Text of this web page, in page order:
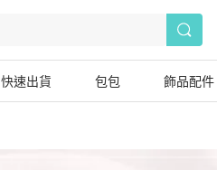
快速出貨 包包 飾品配件